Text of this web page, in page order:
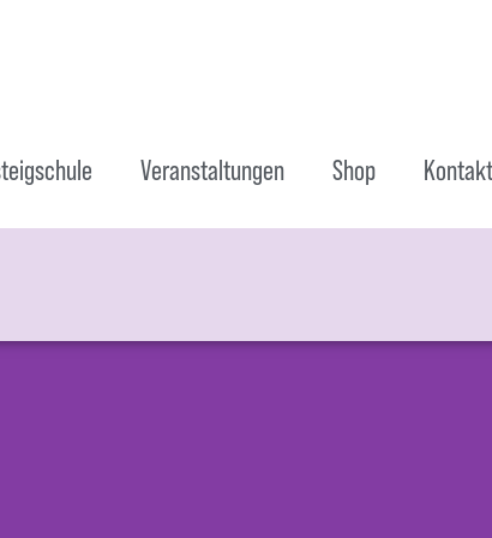
Veranstaltungen Shop Kontakt